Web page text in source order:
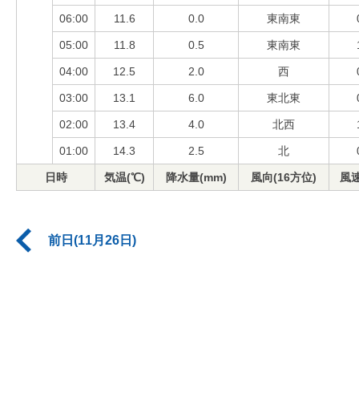
06:00 11.6 0.0 東南東
05:00 11.8 0.5 東南東
04:00 12.5 2.0 西
03:00 13.1 6.0 東北東
02:00 13.4 4.0 北西
01:00 14.3 2.5 北
日時 気温(℃) 降水量(mm) 風向(16方位) 風
前日(11月26日)